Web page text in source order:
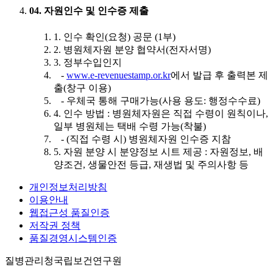
04. 자원인수 및 인수증 제출
1. 인수 확인(요청) 공문 (1부)
2. 병원체자원 분양 협약서(전자서명)
3. 정부수입인지
- www.e-revenuestamp.or.kr에서 발급 후 출력본 제
출(창구 이용)
- 우체국 통해 구매가능(사용 용도: 행정수수료)
4. 인수 방법 : 병원체자원은 직접 수령이 원칙이나,
일부 병원체는 택배 수령 가능(착불)
- (직접 수령 시) 병원체자원 인수증 지참
5. 자원 분양 시 분양정보 시트 제공 : 자원정보, 배
양조건, 생물안전 등급, 재생법 및 주의사항 등
개인정보처리방침
이용안내
웹접근성 품질인증
저작권 정책
품질경영시스템인증
질병관리청국립보건연구원